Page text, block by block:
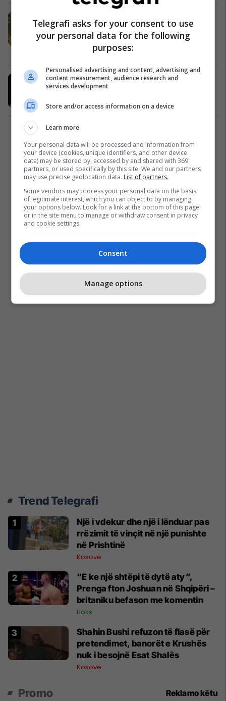
Nevina nuk është kundër pasjes së
një eksperience para një lidhjeje
serioze
Po Flitet 19/07/2020
Nevina Shtylla e pranon se është në
një lidhje dashurie
10/02/2020
Trend Telegrafi
Një i vdekur dhe një i lënduar pas
rrëzimit të vinçit në një punishte
në Prishtinë
Kosovë
“E ke një shtëpi të dytë aty”,
Prenga fton Joshuan në Shqipëri –
britaniku befason me komentin
Boks
Shahin Bushi refuzon të flasë për
pretendimet, banorët e Krushës
nuk i besojnë Esat Shalës
Kosovë
Promo Reklamo këtu
Telegrafi asks for your consent to use
your personal data for the following
purposes:
Personalised advertising and content, advertising and
content measurement, audience research and
services development
Store and/or access information on a device
Learn more
Your personal data will be processed and information from
your device (cookies, unique identifiers, and other device
data) may be stored by, accessed by and shared with 369
partners, or used specifically by this site. We and our partners
may use precise geolocation data. List of partners.
Some vendors may process your personal data on the basis
of legitimate interest, which you can object to by managing
your options below. Look for a link at the bottom of this page
or in the site menu to manage or withdraw consent in privacy
and cookie settings.
Consent
Manage options